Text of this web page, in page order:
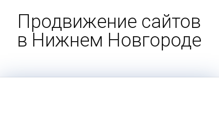
Продвижение сайтов
в Нижнем Новгороде